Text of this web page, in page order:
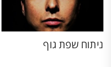
ניתוח שפת גוף